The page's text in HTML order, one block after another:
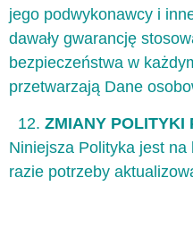
jego podwykonawcy i
dawały gwarancję
bezpieczeństwa w
przetwarzają Dane
ZMIANY POLITYKI
Niniejsza Polityka jest
razie potrzeby